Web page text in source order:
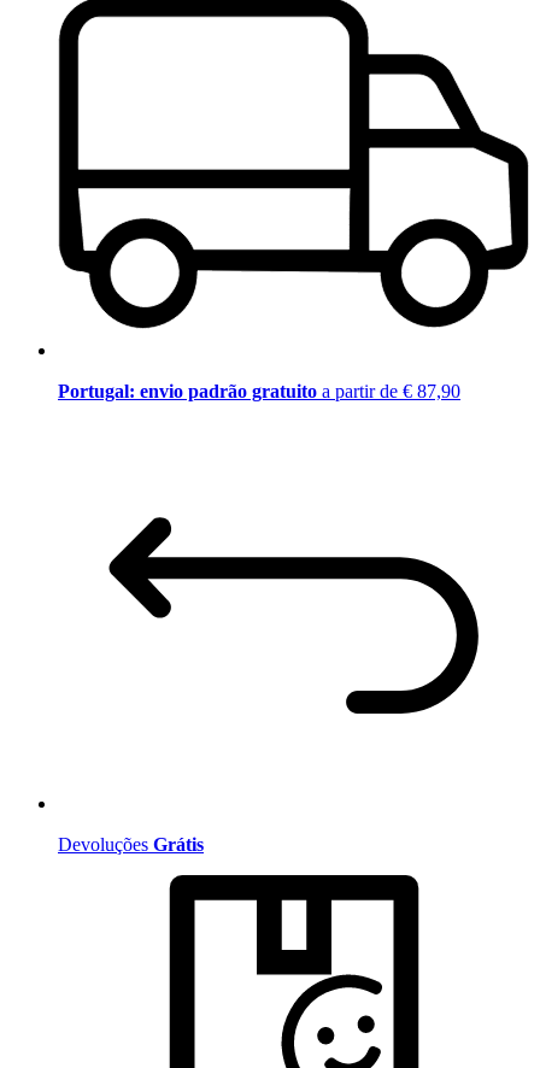
Portugal: envio padrão gratuito a partir de € 87,90
Devoluções Grátis